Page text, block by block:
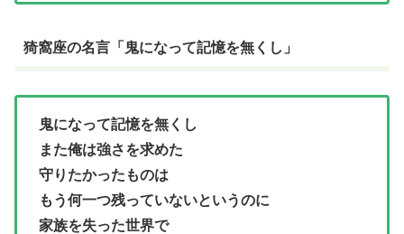
猗窩座の名言「鬼になって記憶を無くし」
鬼になって記憶を無くし
また俺は強さを求めた
守りたかったものは
もう何一つ残っていないというのに
家族を失った世界で